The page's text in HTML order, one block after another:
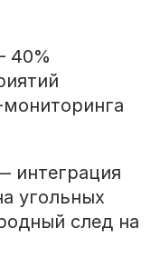
40%
интеграция
угольных
след на